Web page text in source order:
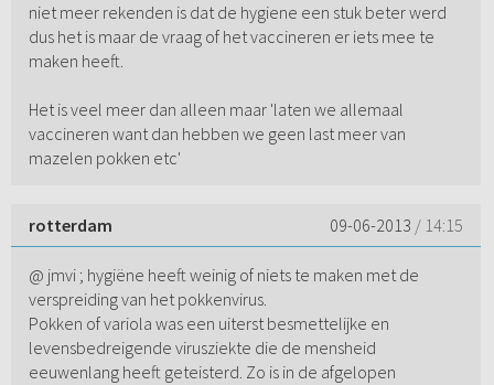
niet meer rekenden is dat de hygiene een stuk beter werd
dus het is maar de vraag of het vaccineren er iets mee te
maken heeft.
Het is veel meer dan alleen maar 'laten we allemaal
vaccineren want dan hebben we geen last meer van
mazelen pokken etc'
rotterdam 09-06-2013 / 14:15
@ jmvi ; hygiëne heeft weinig of niets te maken met de
verspreiding van het pokkenvirus.
Pokken of variola was een uiterst besmettelijke en
levensbedreigende virusziekte die de mensheid
eeuwenlang heeft geteisterd. Zo is in de afgelopen